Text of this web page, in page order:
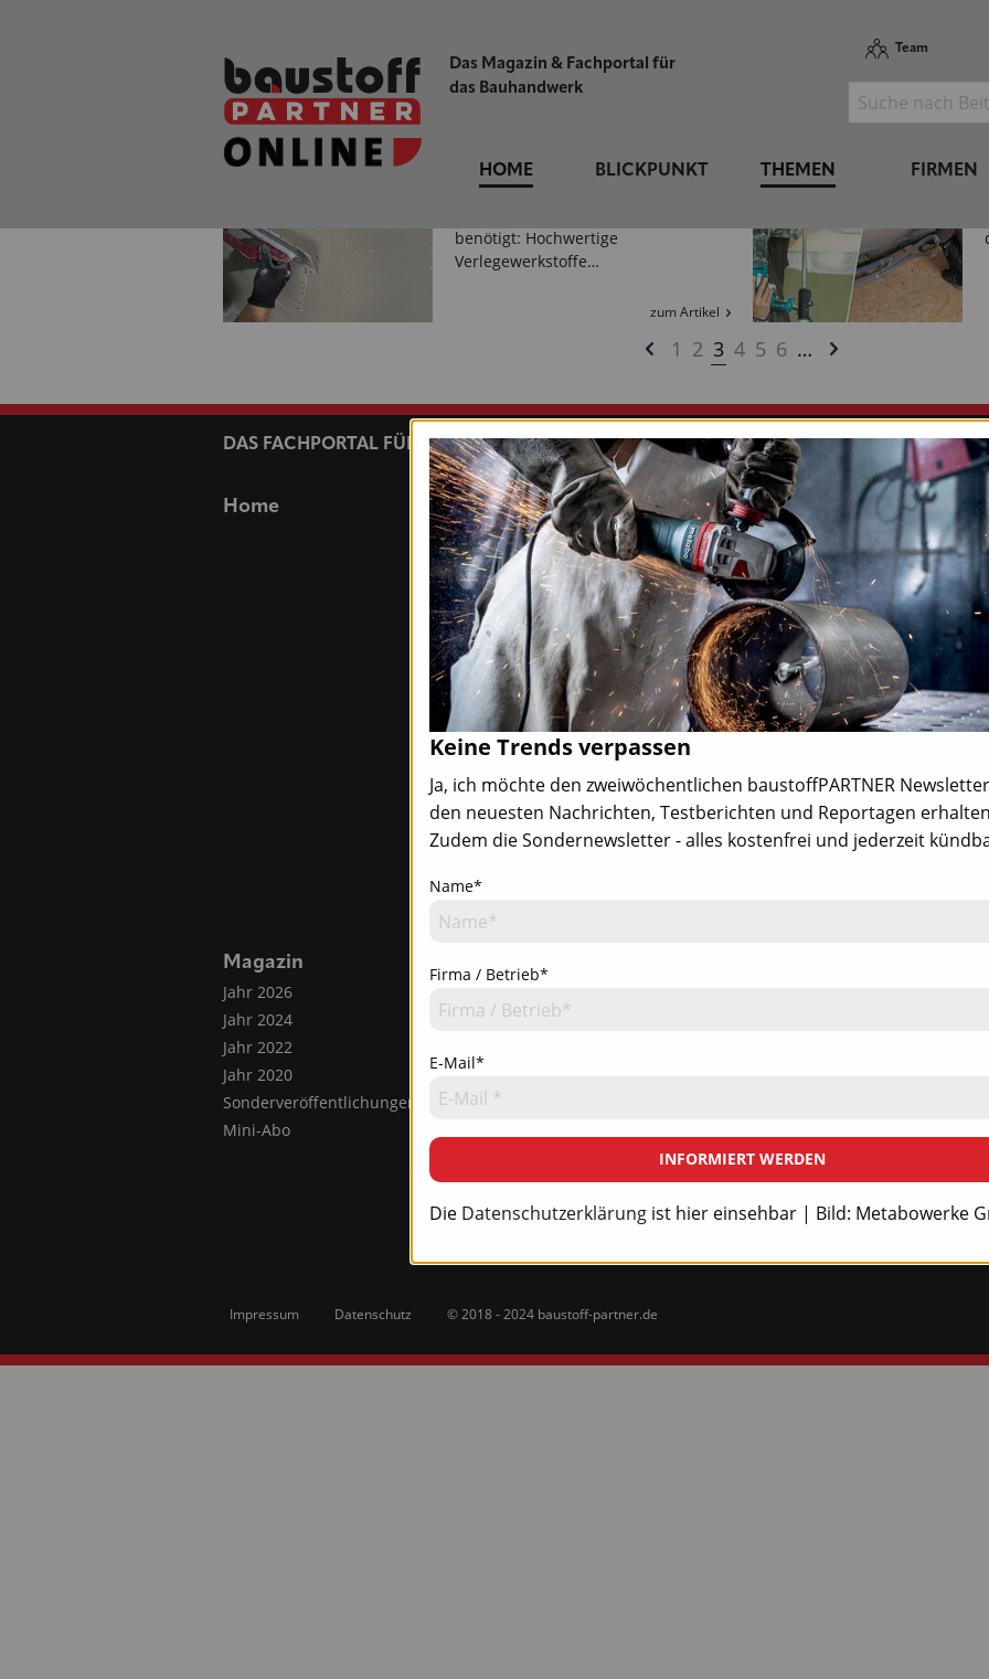
Das Magazin & Fachportal für
das Bauhandwerk
Team
HOME BLICKPUNKT THEMEN FIRMEN
FÜR DIE WAND
Kiesel Bauchemie liefert alles, was
benötigt: Hochwertige
Verlegewerkstoffe…
zum Artikel
1 2 3 4 5 6 …
DAS FACHPORTAL FÜR HANDEL UND HANDWERK
Home Blickpunkt
Top-News
Titelstory
Blickpunkt
Allgemein - Aktuelles
Namen und
Neuigkeiten
Messen, Seminare,
Termine
Themen
Türen & Tore
Fenster
Bad & Heizung
Bodenbeläge & Aufbau
Innenausbau
Werkzeuge &
Befestigungstechnik
Arbeitsschutz /
Arbeitssicherheit
Dach & Holzbau
Fassade
Außenanlagen
Firmen
Hersteller, Händler
Verbände
Magazin
Jahr 2026
Jahr 2024
Jahr 2023
Jahr 2022
Jahr 2020
Sonderveröffentlichungen
Mini-Abo
Impressum Datenschutz © 2018 - 2024 baustoff-partner.de
Keine Trends verpassen
Ja, ich möchte den zweiwöchentlichen baustoffPARTNER
den neuesten Nachrichten, Testberichten und Reportagen
Zudem die Sondernewsletter - alles kostenfrei und jederzeit
Name*
Firma / Betrieb*
E-Mail*
INFORMIERT WERDEN
Die Datenschutzerklärung ist hier einsehbar | Bild: Metabowerke